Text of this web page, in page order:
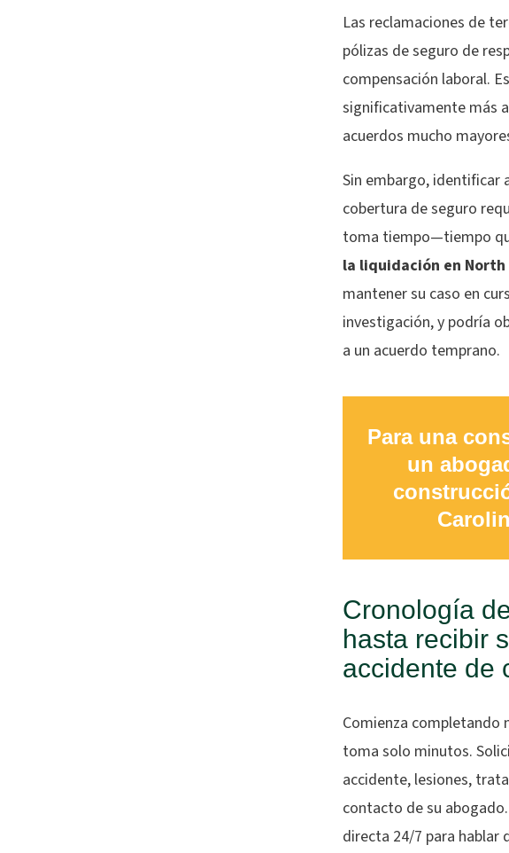
Las reclamaciones de
pólizas de seguro de
compensación laboral.
significativamente más
acuerdos mucho
Sin embargo, identificar
cobertura de seguro
toma tiempo—tiempo
la liquidación en North
mantener su caso en
investigación, y podría
a un acuerdo temprano.
Para una
un
Cronología
hasta recibir
accidente de
Comienza completando
toma solo minutos.
accidente, lesiones,
contacto de su
directa 24/7 para hablar